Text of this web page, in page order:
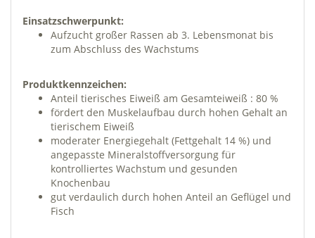
Einsatzschwerpunkt:
Aufzucht großer Rassen ab 3. Lebensmonat bis
zum Abschluss des Wachstums
Produktkennzeichen:
Anteil tierisches Eiweiß am Gesamteiweiß : 80 %
fördert den Muskelaufbau durch hohen Gehalt an
tierischem Eiweiß
moderater Energiegehalt (Fettgehalt 14 %) und
angepasste Mineralstoffversorgung für
kontrolliertes Wachstum und gesunden
Knochenbau
gut verdaulich durch hohen Anteil an Geflügel und
Fisch